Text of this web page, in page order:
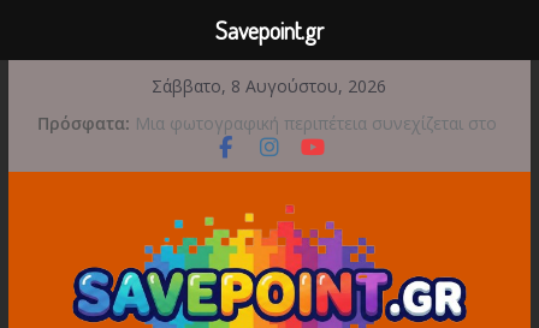
περιεχόμενο
Σάββατο, 8 Αυγούστου, 2026
Πρόσφατα: Μια φωτογραφική περιπέτεια συνεχίζεται στο
TOEM 2 για τις 29 Σεπτεμβρίου
Διασχίστε τους ουρανούς με το Wild Blue
Διακοπές και παιχνίδι για όλη την οικογένεια!
Έρχεται 1η Σεπτεμβρίου το Crimson Moon
Game Freak: Συνεχή updates για το Beast of
Reincarnation μετά την ανάμεικτη υποδοχή
Savepoint.gr